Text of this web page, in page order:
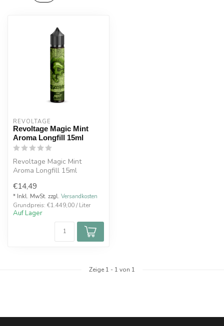
REVOLTAGE
Revoltage Magic Mint
Aroma Longfill 15ml
Revoltage Magic Mint
Aroma Longfill 15ml
€14,49
* Inkl. MwSt. zzgl. Versandkosten
Grundpreis: €1.449,00 / Liter
Auf Lager
Zeige 1 - 1 von 1